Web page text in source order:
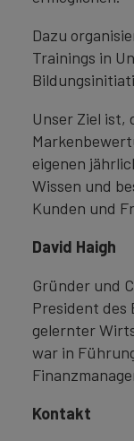
Dazu
Trainings in
Unser Ziel ist,
eigenen
Wissen und
Kunden und
David Haigh
Gründer und
President des
gelernter
war in
Kontakt